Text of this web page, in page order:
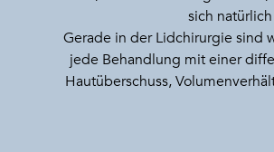
sich
Gerade in der Lidchirurgie sind
jede Behandlung mit einer
Hautüberschuss,